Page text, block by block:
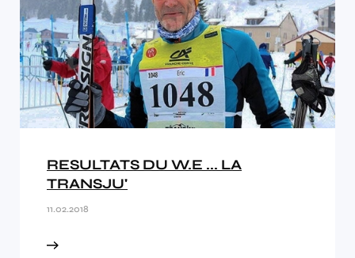
RESULTATS DU W.E ... LA
TRANSJU'
11.02.2018